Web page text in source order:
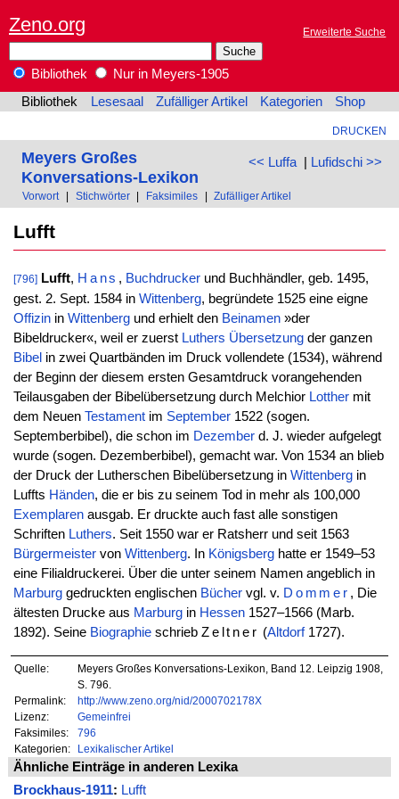
Zeno.org Erweiterte Suche
Bibliothek
Nur in Meyers-1905
Bibliothek
Lesesaal Zufälliger Artikel Kategorien Shop
DRUCKEN
<< Luffa| Lufidschi >>
Meyers Großes
Konversations-Lexikon
Vorwort Stichwörter Faksimiles Zufälliger Artikel
Lufft
[796] Lufft, Hans , Buchdrucker und Buchhändler, geb. 1495,
gest. 2. Sept. 1584 in Wittenberg, begründete 1525 eine eigne
Offizinin Wittenbergund erhielt den Beinamen»der
Bibeldrucker«, weil er zuerst Luthers Übersetzungder ganzen
Bibel in zwei Quartbänden im Druck vollendete (1534), während
der Beginn der diesem ersten Gesamtdruck vorangehenden
Teilausgaben der Bibelübersetzung durch Melchior Lotthermit
dem Neuen Testamentim September1522 (sogen.
Septemberbibel), die schon im Dezemberd. J. wieder aufgelegt
wurde (sogen. Dezemberbibel), gemacht war. Von 1534 an blieb
der Druck der Lutherschen Bibelübersetzung in Wittenbergin
Luffts Händen, die er bis zu seinem Tod in mehr als 100,000
Exemplarenausgab. Er druckte auch fast alle sonstigen
Schriften Luthers. Seit 1550 war er Ratsherr und seit 1563
Bürgermeistervon Wittenberg. In Königsberghatte er 1549–53
eine Filialdruckerei. Über die unter seinem Namen angeblich in
Marburggedruckten englischen Büchervgl. v. Dommer , Die
ältesten Drucke aus Marburgin Hessen1527–1566 (Marb.
1892). Seine Biographieschrieb Zeltner (Altdorf1727).
Quelle:
Meyers Großes Konversations-Lexikon, Band 12. Leipzig 1908,
S. 796.
Permalink:
http://www.zeno.org/nid/2000702178X
Lizenz:
Gemeinfrei
Faksimiles:
796
Kategorien:
Lexikalischer Artikel
Ähnliche Einträge in anderen Lexika
Brockhaus-1911: Lufft